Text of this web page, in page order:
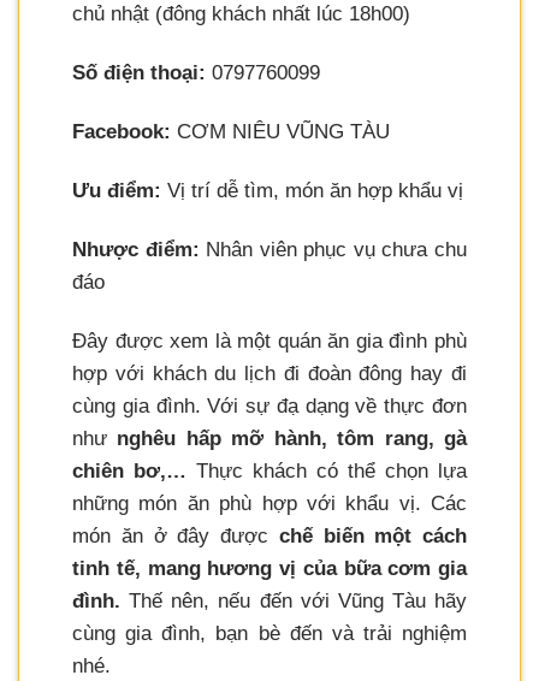
chủ nhật (đông khách nhất lúc 18h00)
Số điện thoại: 0797760099
Facebook: CƠM NIÊU VŨNG TÀU
Ưu điểm: Vị trí dễ tìm, món ăn hợp khẩu vị
Nhược điểm: Nhân viên phục vụ chưa chu
đáo
Đây được xem là một quán ăn gia đình phù
hợp với khách du lịch đi đoàn đông hay đi
cùng gia đình. Với sự đạ dạng về thực đơn
như nghêu hấp mỡ hành, tôm rang, gà
chiên bơ,… Thực khách có thể chọn lựa
những món ăn phù hợp với khẩu vị. Các
món ăn ở đây được chế biến một cách
tinh tế, mang hương vị của bữa cơm gia
đình. Thế nên, nếu đến với Vũng Tàu hãy
cùng gia đình, bạn bè đến và trải nghiệm
nhé.